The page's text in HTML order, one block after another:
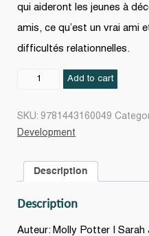
qui aideront les jeunes à
amis, ce qu’est un vrai ami
difficultés relationnelles.
Veux-
quantity
Add to cart
SKU: 9781443160049
Development
Description
Description
Auteur: Molly Potter | Sarah